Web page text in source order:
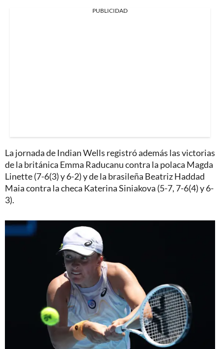
PUBLICIDAD
La jornada de Indian Wells registró además las victorias
de la británica Emma Raducanu contra la polaca Magda
Linette (7-6(3) y 6-2) y de la brasileña Beatriz Haddad
Maia contra la checa Katerina Siniakova (5-7, 7-6(4) y 6-
3).